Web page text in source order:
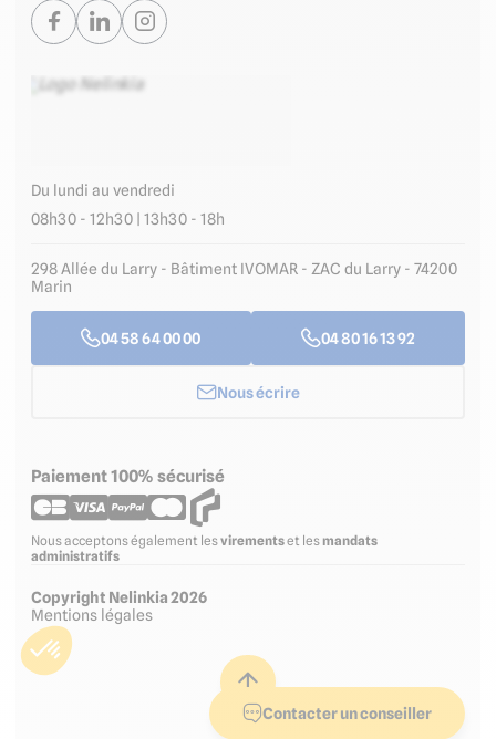
Contacter un conseiller
Du lundi au vendredi
08h30 - 12h30 | 13h30 - 18h
298 Allée du Larry - Bâtiment IVOMAR - ZAC du Larry - 74200
Marin
04 58 64 00 00 04 80 16 13 92
Nous écrire
Paiement 100% sécurisé
Nous acceptons également lesvirementset les mandats
administratifs
Copyright Nelinkia 2026
Mentions légales